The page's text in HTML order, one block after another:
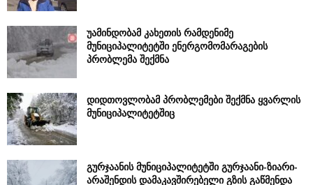
უამინდობამ კახეთის რამდენიმე
მუნიციპალიტეტში ენერგომომარაგების
პრობლემა შექმნა
დიდთოვლობამ პრობლემები შექმნა ყვარლის
მუნიციპალიტეტშიც
გურჯაანის მუნიციპალიტეტში გურჯაანი-ზიარი-
არაშენდის დამაკავშირებელი გზის გაწმენდა